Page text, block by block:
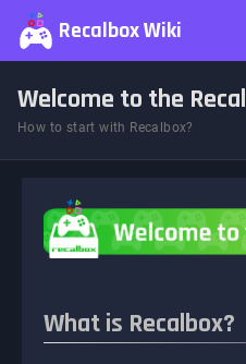
Recalbox Wiki
Welcome to the
How to start with Recalbox?
What is Recalbox?